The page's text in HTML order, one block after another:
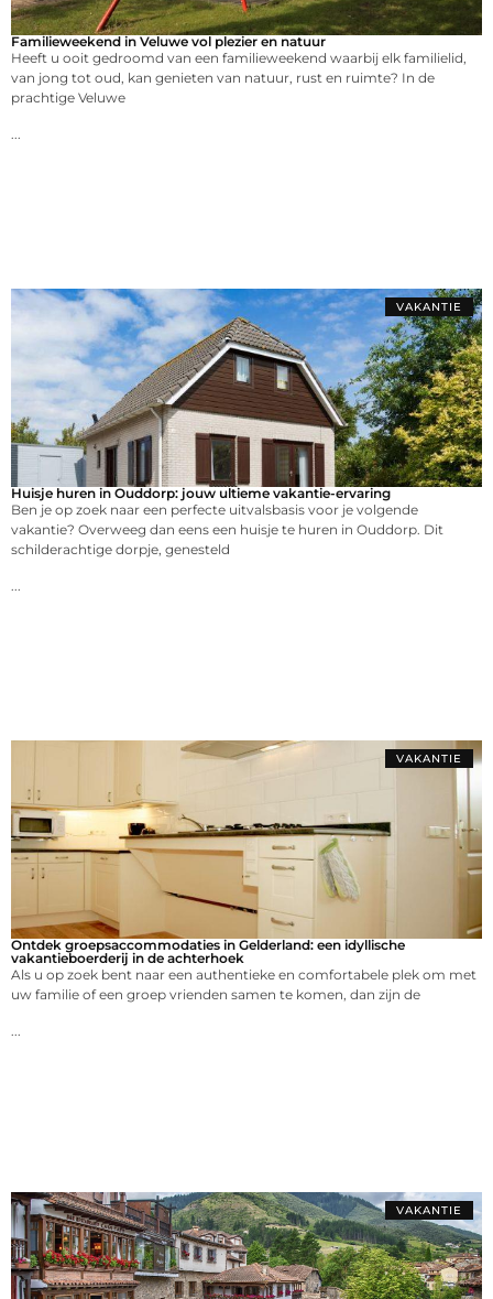
Familieweekend in Veluwe vol plezier en natuur
Heeft u ooit gedroomd van een familieweekend waarbij elk familielid,
van jong tot oud, kan genieten van natuur, rust en ruimte? In de
prachtige Veluwe
VAKANTIE
Huisje huren in Ouddorp: jouw ultieme vakantie-ervaring
Ben je op zoek naar een perfecte uitvalsbasis voor je volgende
vakantie? Overweeg dan eens een huisje te huren in Ouddorp. Dit
schilderachtige dorpje, genesteld
VAKANTIE
Ontdek groepsaccommodaties in Gelderland: een idyllische
vakantieboerderij in de achterhoek
Als u op zoek bent naar een authentieke en comfortabele plek om met
uw familie of een groep vrienden samen te komen, dan zijn de
VAKANTIE